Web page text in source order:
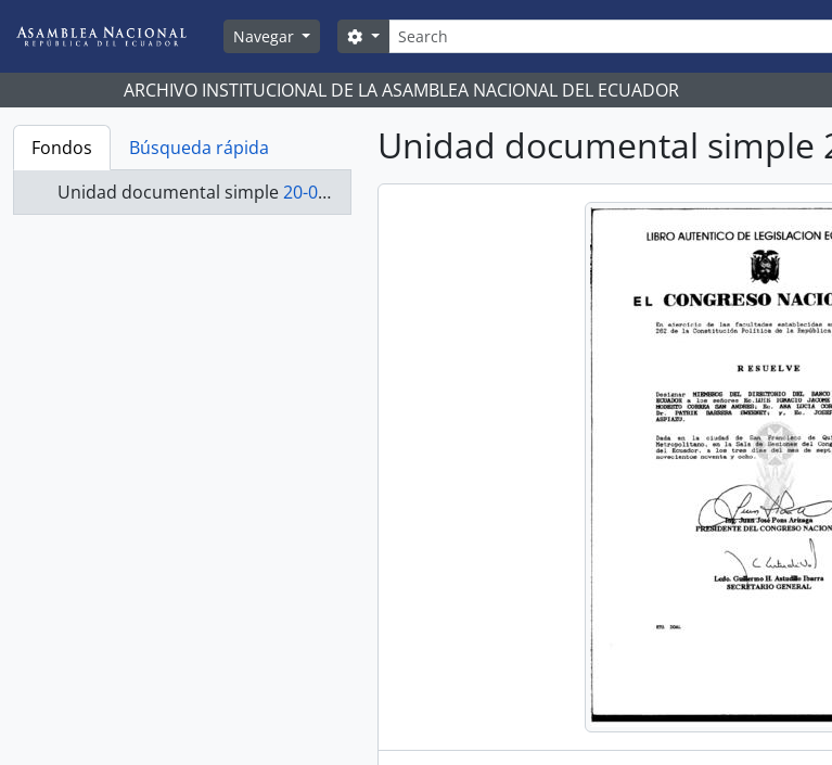
Navegar
Búsqueda
Search options
ARCHIVO INSTITUCIONAL DE LA ASAMBLEA NACIONAL DEL ECUADOR
Fondos
Búsqueda rápida
Unidad documental simple20-018-R - Resolución-1998-2000
Unidad documental simple